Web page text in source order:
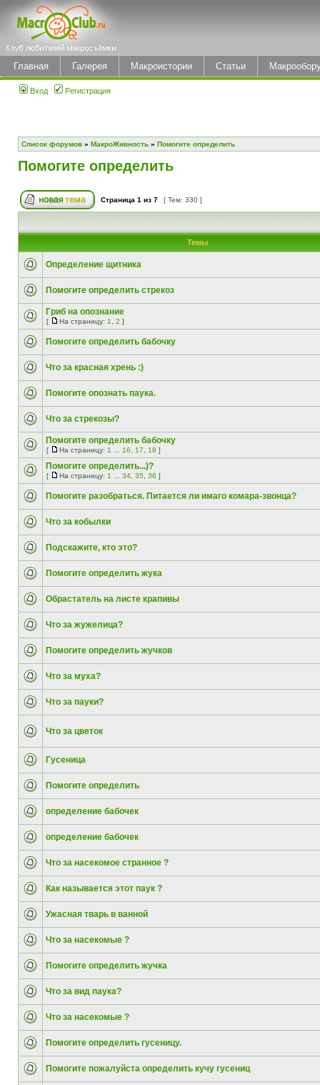
Главная Галерея Макроистории Статьи
Вход Регистрация
Список форумов » МакроЖивность » Помогите определить
Помогите определить
Страница 1 из 7 [ Тем: 330 ]
Темы
Определение щитника
Помогите определить стрекоз
Гриб на опознание
[ На страницу: 1 2 ]
Помогите определить бабочку
Что за красная хрень :)
Помогите опознать паука.
Что за стрекозы?
Помогите определить бабочку
[ На страницу: 1 16 17 18 ]
Помогите определить...)?
[ На страницу: 1 34 35 36 ]
Помогите разобраться. Питается ли имаго комара-звонца?
Что за кобылки
Подскажите, кто это?
Помогите определить жука
Обрастатель на листе крапивы
Что за жужелица?
Помогите определить жучков
Что за муха?
Что за пауки?
Что за цветок
Гусеница
Помогите определить
определение бабочек
определение бабочек
Что за насекомое странное ?
Как называется этот паук ?
Ужасная тварь в ванной
Что за насекомые ?
Помогите определить жучка
Что за вид паука?
Что за насекомые ?
Помогите определить гусеницу.
Помогите пожалуйста определить кучу гусениц